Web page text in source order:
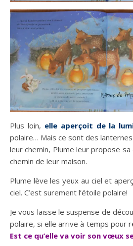
Plus loin, elle aperçoit de la
polaire… Mais ce sont des
leur chemin, Plume leur propose
chemin de leur maison.
Plume lève les yeux au ciel et
ciel. C’est surement l’étoile polaire!
Je vous laisse le suspense de
polaire, si elle arrive à temps pour
Est ce qu’elle va voir son vœux